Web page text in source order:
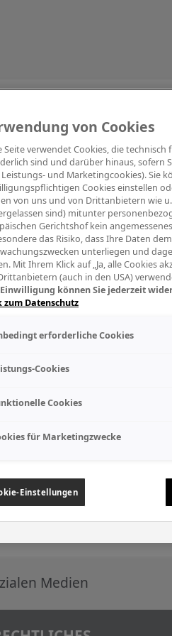
Digitalpiano Keys
Medien
von Cookies
Seite verwendet Cookies, die
sind und darüber hinaus, sofern
Leistungs- und Marketingcookies). Sie
Cookies einstellen
von uns und von Drittanbietern wie
sind) mitunter
Gerichtshof kein
das Risiko, dass Ihre Daten
unterliegen und
Mit Ihrem Klick auf „Ja, alle Cookies
(auch in den USA)
können Sie jederzeit
zum Datenschutz
erforderliche Cookies
Cookies
Cookies
für Marketingzwecke
Einstellungen